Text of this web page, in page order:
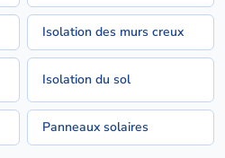
Isolation des murs creux
Isolation du sol
Panneaux solaires